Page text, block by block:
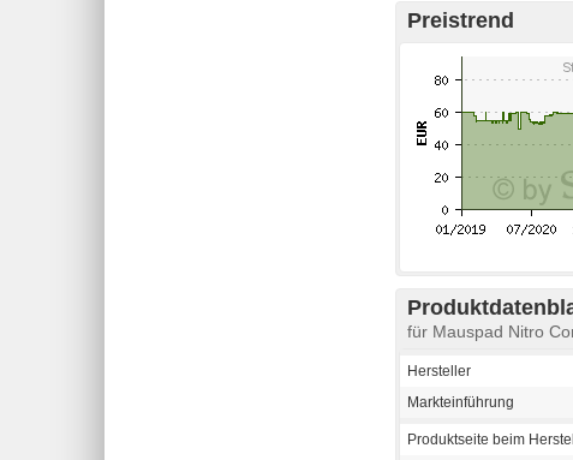
Preistrend
für Mauspad Nitro
Hersteller
Markteinführung
Produktseite beim